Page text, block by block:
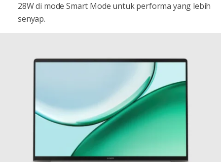
28W di mode Smart Mode untuk performa yang lebih
senyap.